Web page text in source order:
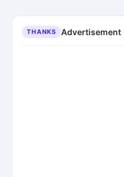
THANKS Advertisement